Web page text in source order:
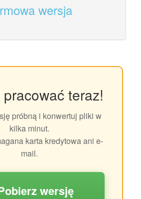
wersja
teraz!
próbną i konwertuj pliki w
kilka minut.
karta kredytowa ani e-
mail.
wersję